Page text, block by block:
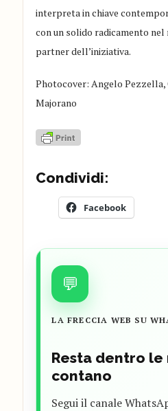
interpreta in chiave
con un solido radicamento
partner dell’iniziativa.
Photocover: Angelo Pezzella,
Majorano
Condividi:
Facebook
💬
LA FRECCIA WEB SU
Resta dentro
contano
Segui il canale